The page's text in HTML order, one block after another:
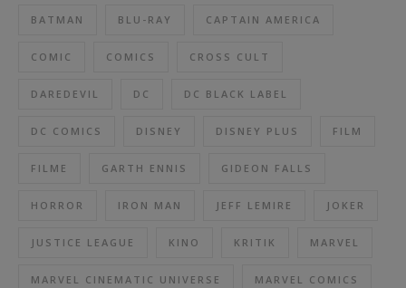
BATMAN BLU-RAY CAPTAIN AMERICA
COMIC COMICS CROSS CULT
DAREDEVIL DC DC BLACK LABEL
DC COMICS DISNEY DISNEY PLUS FILM
FILME GARTH ENNIS GIDEON FALLS
HORROR IRON MAN JEFF LEMIRE JOKER
JUSTICE LEAGUE KINO KRITIK MARVEL
MARVEL CINEMATIC UNIVERSE MARVEL COMICS